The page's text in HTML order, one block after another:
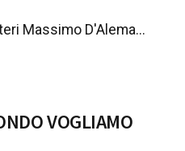
Massimo D'Alema...
VOGLIAMO